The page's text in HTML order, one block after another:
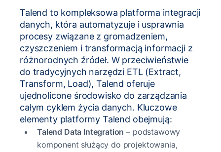
Talend to kompleksowa platforma integracji
danych, która automatyzuje i usprawnia
procesy związane z gromadzeniem,
czyszczeniem i transformacją informacji z
różnorodnych źródeł. W przeciwieństwie
do tradycyjnych narzędzi ETL (Extract,
Transform, Load), Talend oferuje
ujednolicone środowisko do zarządzania
całym cyklem życia danych. Kluczowe
elementy platformy Talend obejmują:
Talend Data Integration – podstawowy
komponent służący do projektowania,